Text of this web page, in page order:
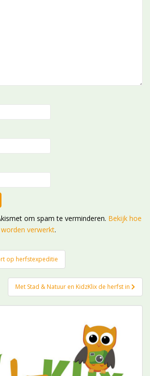
om spam te verminderen. Bekijk hoe
verwerkt.
op herfstexpeditie
Met Stad & Natuur en KidzKlix de herfst in